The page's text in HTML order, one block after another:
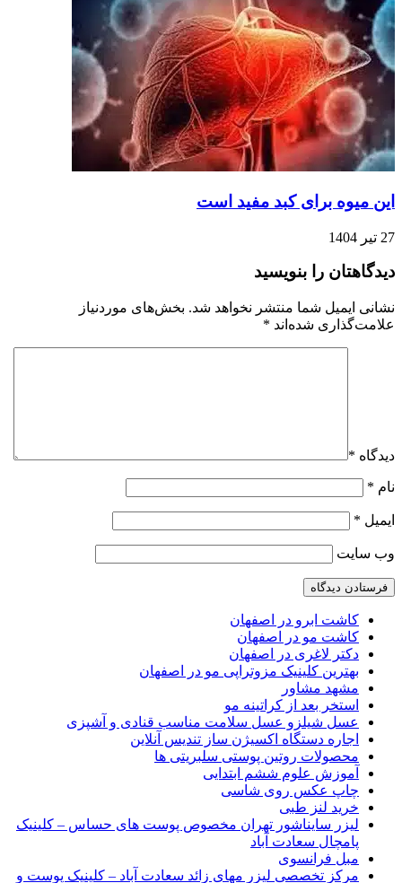
این میوه برای کبد مفید است
27 تیر 1404
دیدگاهتان را بنویسید
نشانی ایمیل شما منتشر نخواهد شد. بخش‌های موردنیاز
علامت‌گذاری شده‌اند *
دیدگاه *
نام *
ایمیل *
وب‌ سایت
کاشت ابرو در اصفهان
کاشت مو در اصفهان
دکتر لاغری در اصفهان
بهترین کلینیک مزوتراپی مو در اصفهان
مشهد مشاور
استخر بعد از کراتینه مو
عسل شیلزو عسل سلامت مناسب قنادی و آشپزی
اجاره دستگاه اکسیژن ساز تندیس آنلاین
محصولات روتین پوستی سلبریتی ها
آموزش علوم ششم ابتدایی
چاپ عکس روی شاسی
خرید لنز طبی
لیزر سایناشور تهران مخصوص پوست های حساس – کلینیک
پامچال سعادت آباد
مبل فرانسوی
مرکز تخصصی لیزر مهای زائد سعادت آباد – کلینیک پوست و